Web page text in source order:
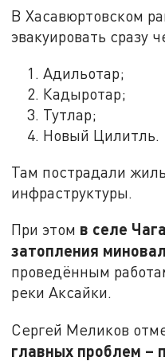
В Хасавюртовском
эвакуировать сразу
Адильотар;
Кадыротар;
Тутлар;
Новый Цилитль.
Там пострадали
инфраструктуры.
При этом в селе
затопления
проведённым
реки Аксайки.
Сергей Меликов
главных проблем –